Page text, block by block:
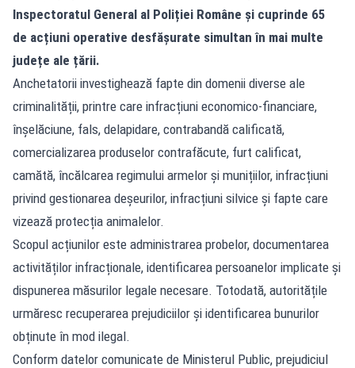
Inspectoratul General al Poliției Române și cuprinde 65
de acțiuni operative desfășurate simultan în mai multe
județe ale țării.
Anchetatorii investighează fapte din domenii diverse ale
criminalității, printre care infracțiuni economico-financiare,
înșelăciune, fals, delapidare, contrabandă calificată,
comercializarea produselor contrafăcute, furt calificat,
camătă, încălcarea regimului armelor și munițiilor, infracțiuni
privind gestionarea deșeurilor, infracțiuni silvice și fapte care
vizează protecția animalelor.
Scopul acțiunilor este administrarea probelor, documentarea
activităților infracționale, identificarea persoanelor implicate și
dispunerea măsurilor legale necesare. Totodată, autoritățile
urmăresc recuperarea prejudiciilor și identificarea bunurilor
obținute în mod ilegal.
Conform datelor comunicate de Ministerul Public, prejudiciul